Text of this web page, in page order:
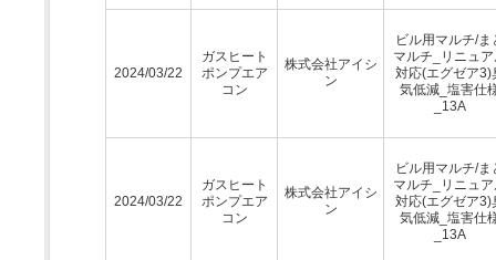
2024/03/22
ガスヒート
ポンプエア
コン
株式会社アイシ
ン
ビル用マルチ/ま
マルチ_リニュ
対応(エグゼア3)
気低減_塩害仕
_13A
2024/03/22
ガスヒート
ポンプエア
コン
株式会社アイシ
ン
ビル用マルチ/ま
マルチ_リニュ
対応(エグゼア3)
気低減_塩害仕
_13A